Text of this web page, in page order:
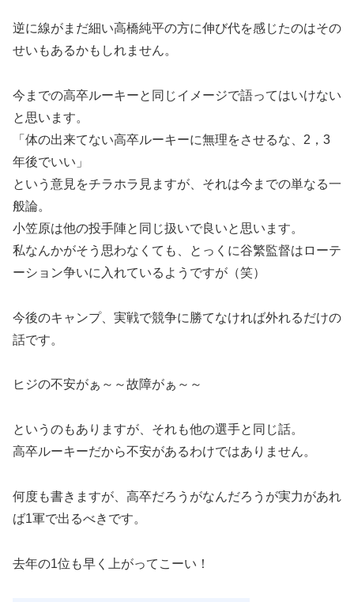
逆に線がまだ細い高橋純平の方に伸び代を感じたのはその
せいもあるかもしれません。
今までの高卒ルーキーと同じイメージで語ってはいけない
と思います。
「体の出来てない高卒ルーキーに無理をさせるな、2，3
年後でいい」
という意見をチラホラ見ますが、それは今までの単なる一
般論。
小笠原は他の投手陣と同じ扱いで良いと思います。
私なんかがそう思わなくても、とっくに谷繁監督はローテ
ーション争いに入れているようですが（笑）
今後のキャンプ、実戦で競争に勝てなければ外れるだけの
話です。
ヒジの不安がぁ～～故障がぁ～～
というのもありますが、それも他の選手と同じ話。
高卒ルーキーだから不安があるわけではありません。
何度も書きますが、高卒だろうがなんだろうが実力があれ
ば1軍で出るべきです。
去年の1位も早く上がってこーい！